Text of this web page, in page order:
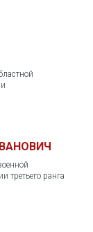
третьего ранга